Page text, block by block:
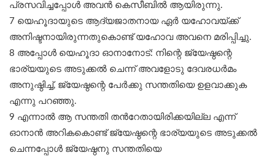
പ്രസവിച്ചപ്പോൾ അവൻ കെസീബിൽ ആയിരുന്നു.
7 യെഹൂദായുടെ ആദ്യജാതനായ ഏർ യഹോവയ്ക്ക്
അനിഷ്ടനായിരുന്നതുകൊണ്ട് യഹോവ അവനെ മരിപ്പിച്ചു.
8 അപ്പോൾ യെഹൂദാ ഓനാനോട്: നിന്റെ ജ്യേഷ്ഠന്റെ
ഭാര്യയുടെ അടുക്കൽ ചെന്ന് അവളോടു ദേവരധർമം
അനുഷ്ഠിച്ച്, ജ്യേഷ്ഠന്റെ പേർക്കു സന്തതിയെ ഉളവാക്കുക
എന്നു പറഞ്ഞു.
9 എന്നാൽ ആ സന്തതി തൻറേതായിരിക്കയില്ല എന്ന്
ഓനാൻ അറികകൊണ്ട് ജ്യേഷ്ഠന്റെ ഭാര്യയുടെ അടുക്കൽ
ചെന്നപ്പോൾ ജ്യേഷ്ഠനു സന്തതിയെ